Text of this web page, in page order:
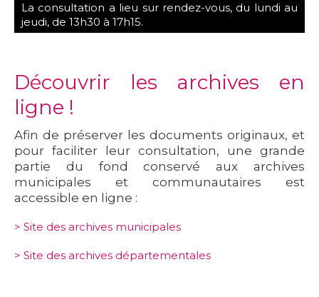
La consultation a lieu sur rendez-vous, du lundi au
jeudi, de 13h30 à 17h15.
Découvrir les archives en
ligne !
Afin de préserver les documents originaux, et
pour faciliter leur consultation, une grande
partie du fond conservé aux archives
municipales et communautaires est
accessible en ligne :
> Site des archives municipales
> Site des archives départementales